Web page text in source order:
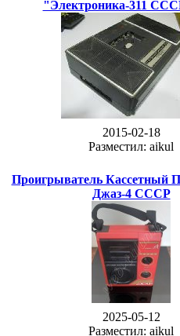
"Электроника-311
2015-02-18
Разместил: aikul
Проигрыватель Кассетный
Джаз-4 СССР
2025-05-12
Разместил: aikul